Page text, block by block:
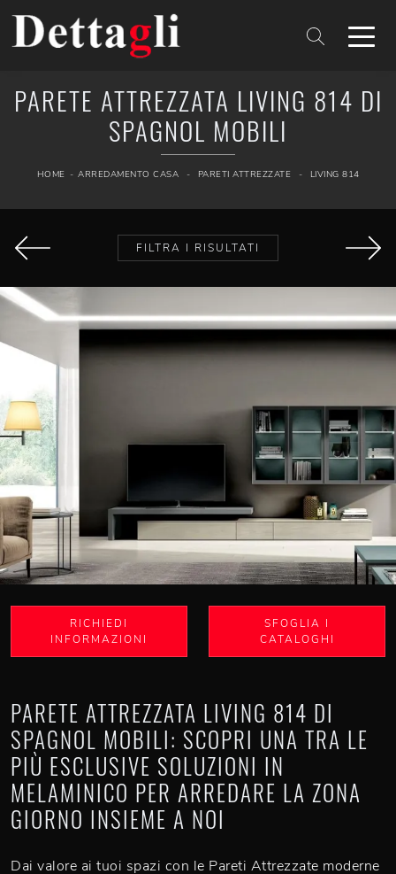
PARETE ATTREZZATA LIVING 814 DI
SPAGNOL MOBILI
HOME - ARREDAMENTO CASA - PARETI ATTREZZATE - LIVING 814
FILTRA I RISULTATI
RICHIEDI
INFORMAZIONI
SFOGLIA I
CATALOGHI
PARETE ATTREZZATA LIVING 814 DI
SPAGNOL MOBILI: SCOPRI UNA TRA LE
PIÙ ESCLUSIVE SOLUZIONI IN
MELAMINICO PER ARREDARE LA ZONA
GIORNO INSIEME A NOI
Dai valore ai tuoi spazi con le Pareti Attrezzate moderne